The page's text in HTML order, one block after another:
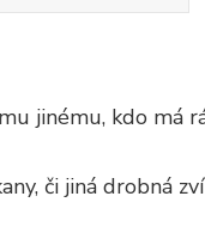
jinému, kdo má
či jiná drobná